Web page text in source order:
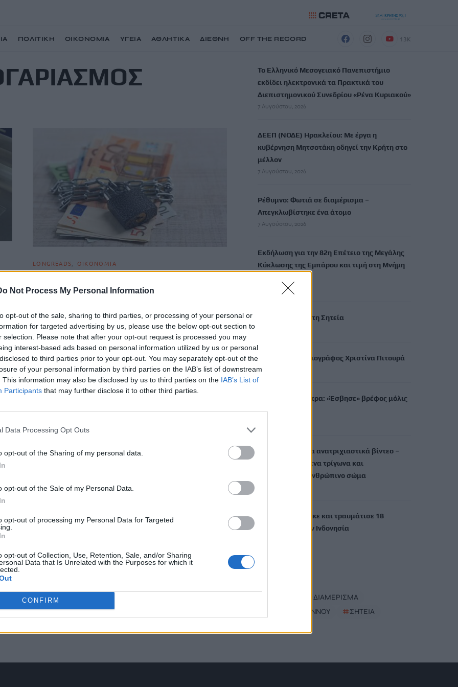
Not Process My Personal Information
opt-out of the sale, sharing to third parties, or processing of your personal or
for targeted advertising by us, please use the below opt-out section to
selection. Please note that after your opt-out request is processed you may
interest-based ads based on personal information utilized by us or personal
to third parties prior to your opt-out. You may separately opt-out of the
of your personal information by third parties on the IAB’s list of downstream
This information may also be disclosed by us to third parties on the IAB’s List of
Participants that may further disclose it to other third parties.
Data Processing Opt Outs
opt-out of the Sharing of my personal data.
opt-out of the Sale of my Personal Data.
opt-out of processing my Personal Data for Targeted
opt-out of Collection, Use, Retention, Sale, and/or Sharing
Data that Is Unrelated with the Purposes for which it
CONFIRM
ΠΟΛΙΤΙΚΗ ΟΙΚΟΝΟΜΙΑ ΥΓΕΙΑ ΑΘΛΗΤΙΚΑ ΔΙΕΘΝΗ OFF THE RECORD
13K
LONGREADS ΟΙΚΟΝΟΜΙΑ
κατασχέσεις περιουσιακών στοιχείων
Τα ηλεκτρονικά συστήματα της φορολογικής διοίκησης
λειτουργούν σαν συναγερμός που χτυπά εγκαίρως. Από τη
μία για να εισπραχθούν…
Newsroom 7 Φεβρουαρίου, 2026
Το Ελληνικό Μεσογειακό Πανεπιστήμιο
εκδίδει ηλεκτρονικά τα Πρακτικά του
Διεπιστημονικού Συνεδρίου «Ρένα Κυριακού»
7 Αυγούστου, 2026
ΔΕΕΠ (ΝΟΔΕ) Ηρακλείου: Με έργα η
κυβέρνηση Μητσοτάκη οδηγεί την Κρήτη στο
μέλλον
7 Αυγούστου, 2026
Ρέθυμνο: Φωτιά σε διαμέρισμα –
Απεγκλωβίστηκε ένα άτομο
7 Αυγούστου, 2026
Εκδήλωση για την 82η Επέτειο της Μεγάλης
Κύκλωσης της Εμπάρου και τιμή στη Μνήμη
7 Αυγούστου, 2026
Νέα πυρκαγιά στη Σητεία
Πέθανε η δημοσιογράφος Χριστίνα Πιτουρά
7 Αυγούστου, 2026
Θρήνος στην Πάτρα: «Έσβησε» βρέφος μόλις
οκτώ ημερών
Αρχεία UFO: Νέα ανατριχιαστικά βίντεο –
Αθόρυβα ιπτάμενα τρίγωνα και
«αιωρούμενo» ανθρώπινo σώμα
Μαϊμού επιτέθηκε και τραυμάτισε 18
ανθρώπους στην Ινδονησία
ΔΙΑΜΕΡΙΣΜΑ
ΔΗΜΟΣ ΒΙΑΝΝΟΥ #ΣΗΤΕΙΑ